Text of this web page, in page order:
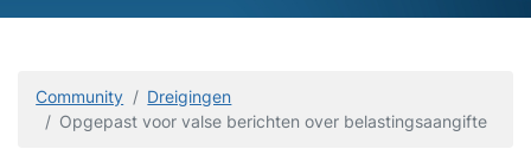
Community
Dreigingen
Opgepast voor valse berichten over belastingsaangifte